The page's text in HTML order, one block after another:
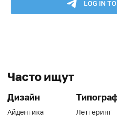
Часто ищут
Дизайн
Айдентика
Леттеринг